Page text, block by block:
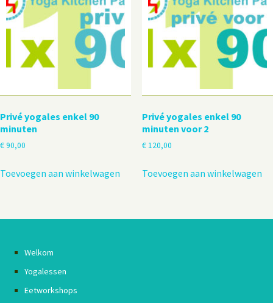
Privé yogales enkel 90
minuten
€90,00
Toevoegen aan winkelwagen
Privé yogales enkel 90
minuten voor 2
€120,00
Toevoegen aan winkelwagen
Welkom
Yogalessen
Eetworkshops